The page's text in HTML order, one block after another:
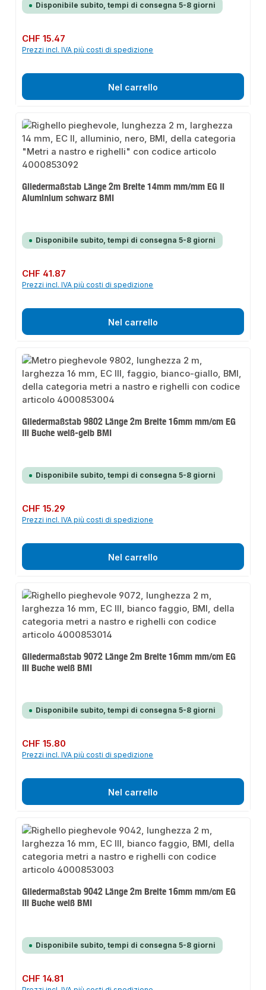
Disponibile subito, tempi di consegna 5-8 giorni
Prezzo normale:
CHF 15.47
Prezzi incl. IVA più costi di spedizione
Nel carrello
Gliedermaßstab Länge 2m Breite 14mm mm/mm EG II
Aluminium schwarz BMI
Disponibile subito, tempi di consegna 5-8 giorni
Prezzo normale:
CHF 41.87
Prezzi incl. IVA più costi di spedizione
Nel carrello
Gliedermaßstab 9802 Länge 2m Breite 16mm mm/cm EG
III Buche weiß-gelb BMI
Disponibile subito, tempi di consegna 5-8 giorni
Prezzo normale:
CHF 15.29
Prezzi incl. IVA più costi di spedizione
Nel carrello
Gliedermaßstab 9072 Länge 2m Breite 16mm mm/cm EG
III Buche weiß BMI
Disponibile subito, tempi di consegna 5-8 giorni
Prezzo normale:
CHF 15.80
Prezzi incl. IVA più costi di spedizione
Nel carrello
Gliedermaßstab 9042 Länge 2m Breite 16mm mm/cm EG
III Buche weiß BMI
Disponibile subito, tempi di consegna 5-8 giorni
Prezzo normale:
CHF 14.81